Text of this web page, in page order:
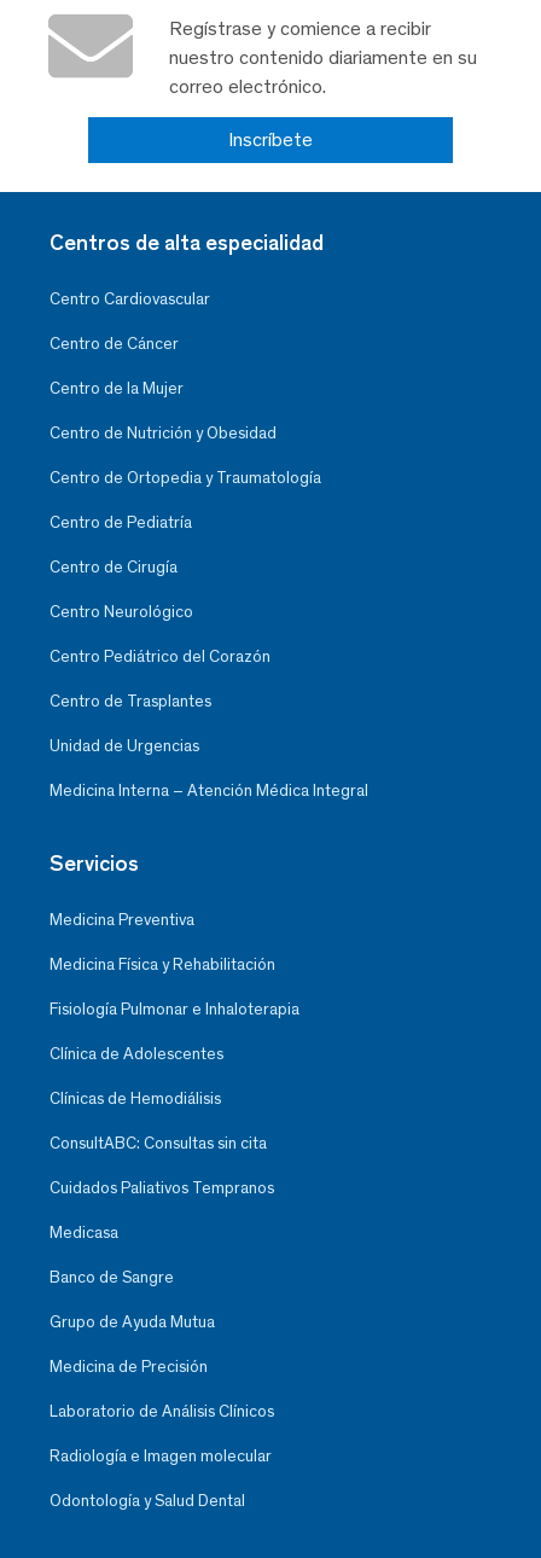
Regístrase y comience a recibir
nuestro contenido diariamente en su
correo electrónico.
Inscríbete
Centros de alta especialidad
Centro Cardiovascular
Centro de Cáncer
Centro de la Mujer
Centro de Nutrición y Obesidad
Centro de Ortopedia y Traumatología
Centro de Pediatría
Centro de Cirugía
Centro Neurológico
Centro Pediátrico del Corazón
Centro de Trasplantes
Unidad de Urgencias
Medicina Interna – Atención Médica Integral
Servicios
Medicina Preventiva
Medicina Física y Rehabilitación
Fisiología Pulmonar e Inhaloterapia
Clínica de Adolescentes
Clínicas de Hemodiálisis
ConsultABC: Consultas sin cita
Cuidados Paliativos Tempranos
Medicasa
Banco de Sangre
Grupo de Ayuda Mutua
Medicina de Precisión
Laboratorio de Análisis Clínicos
Radiología e Imagen molecular
Odontología y Salud Dental